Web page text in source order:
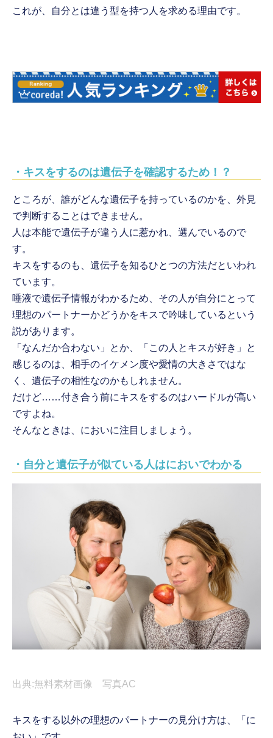
これが、自分とは違う型を持つ人を求める理由です。
・キスをするのは遺伝子を確認するため！？
ところが、誰がどんな遺伝子を持っているのかを、外見
で判断することはできません。
人は本能で遺伝子が違う人に惹かれ、選んでいるので
す。
キスをするのも、遺伝子を知るひとつの方法だといわれ
ています。
唾液で遺伝子情報がわかるため、その人が自分にとって
理想のパートナーかどうかをキスで吟味しているという
説があります。
「なんだか合わない」とか、「この人とキスが好き」と
感じるのは、相手のイケメン度や愛情の大きさではな
く、遺伝子の相性なのかもしれません。
だけど……付き合う前にキスをするのはハードルが高い
ですよね。
そんなときは、においに注目しましょう。
・自分と遺伝子が似ている人はにおいでわかる
出典:無料素材画像 写真AC
キスをする以外の理想のパートナーの見分け方は、「に